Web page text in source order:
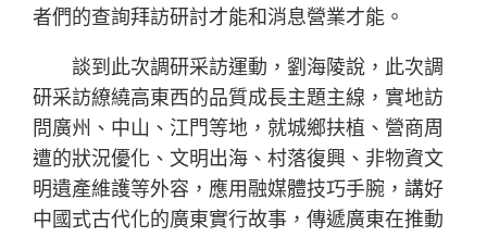
者們的查詢拜訪研討才能和消息營業才能。
談到此次調研采訪運動，劉海陵說，此次調
研采訪繚繞高東西的品質成長主題主線，實地訪
問廣州、中山、江門等地，就城鄉扶植、營商周
遭的狀況優化、文明出海、村落復興、非物資文
明遺產維護等外容，應用融媒體技巧手腕，講好
中國式古代化的廣東實行故事，傳遞廣東在推動